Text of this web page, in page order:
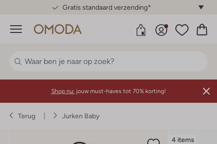
Gratis standaard verzending*
Menu
Shop nu: jouw must-haves tot 70% korting!
Terug Jurken Baby
4 items